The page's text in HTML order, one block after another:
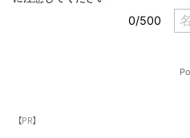
【PR】